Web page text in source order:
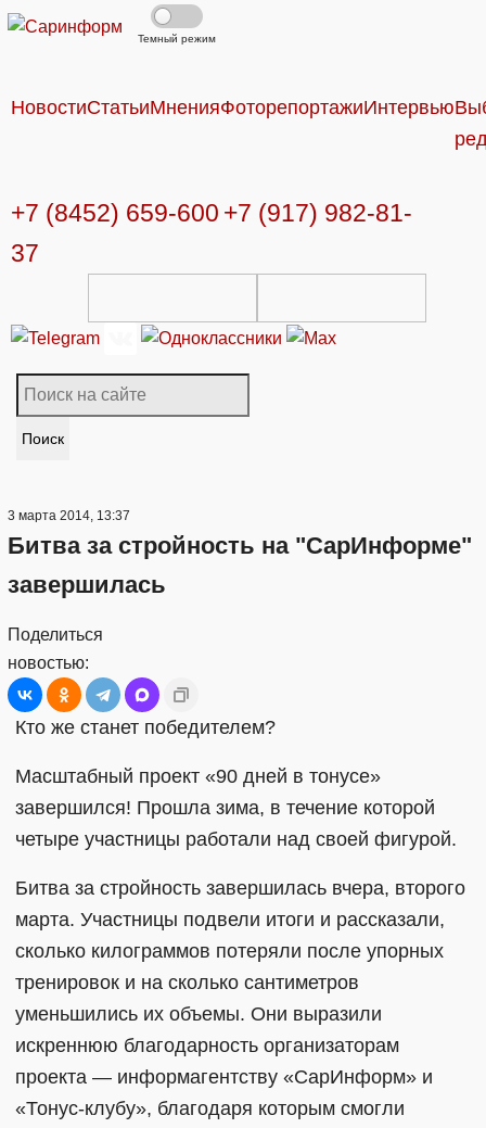
Темный режим
НовостиСтатьиМненияФоторепортажиИнтервью
+7 (8452) 659-600 +7 (917) 982-81-
37
Поиск
3 марта 2014, 13:37
Битва за стройность на "СарИнформе"
завершилась
Поделиться
новостью:
Кто же станет победителем?
Масштабный проект «90 дней в тонусе»
завершился! Прошла зима, в течение которой
четыре участницы работали над своей фигурой.
Битва за стройность завершилась вчера, второго
марта. Участницы подвели итоги и рассказали,
сколько килограммов потеряли после упорных
тренировок и на сколько сантиметров
уменьшились их объемы. Они выразили
искреннюю благодарность организаторам
проекта — информагентству «СарИнформ» и
«Тонус-клубу», благодаря которым смогли